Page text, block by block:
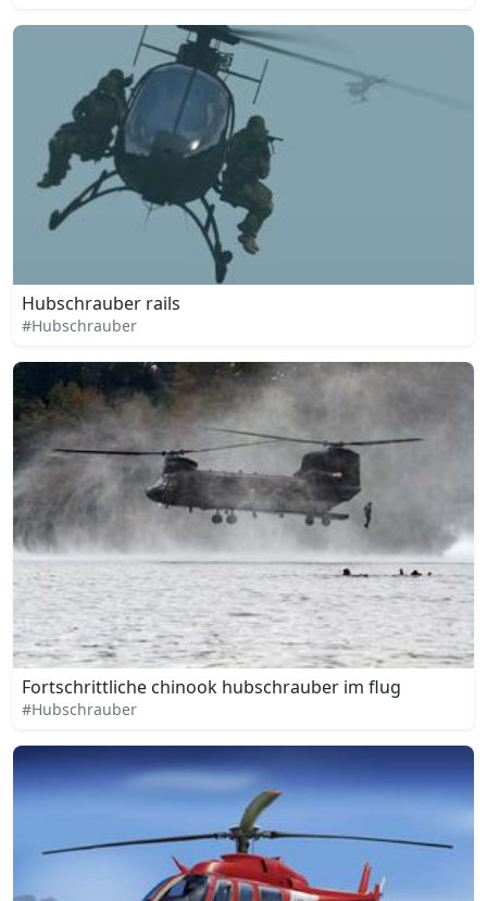
Hubschrauber rails
#Hubschrauber
Fortschrittliche chinook hubschrauber im flug
#Hubschrauber